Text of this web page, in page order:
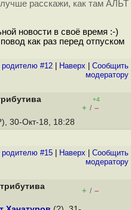
расскажи, как там АЛЬТ
новости в своё время :-)
как раз перед отпуском
родителю #12 Наверх
Cообщить
модератору
+4
+ / –
30-Окт-18, 18:28
родителю #15 Наверх
Cообщить
модератору
+ / –